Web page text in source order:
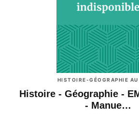
HISTOIRE-GÉOGRAPHIE AU
Histoire - Géographie -
- Manue…